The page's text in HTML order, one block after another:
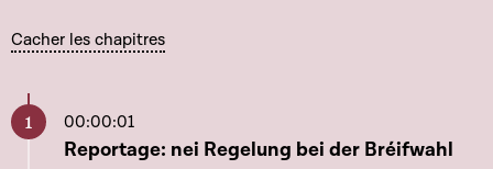
Cacher les chapitres
00:00:01
Aller à ce chapitre
Reportage: nei Regelung bei der Bréifwahl